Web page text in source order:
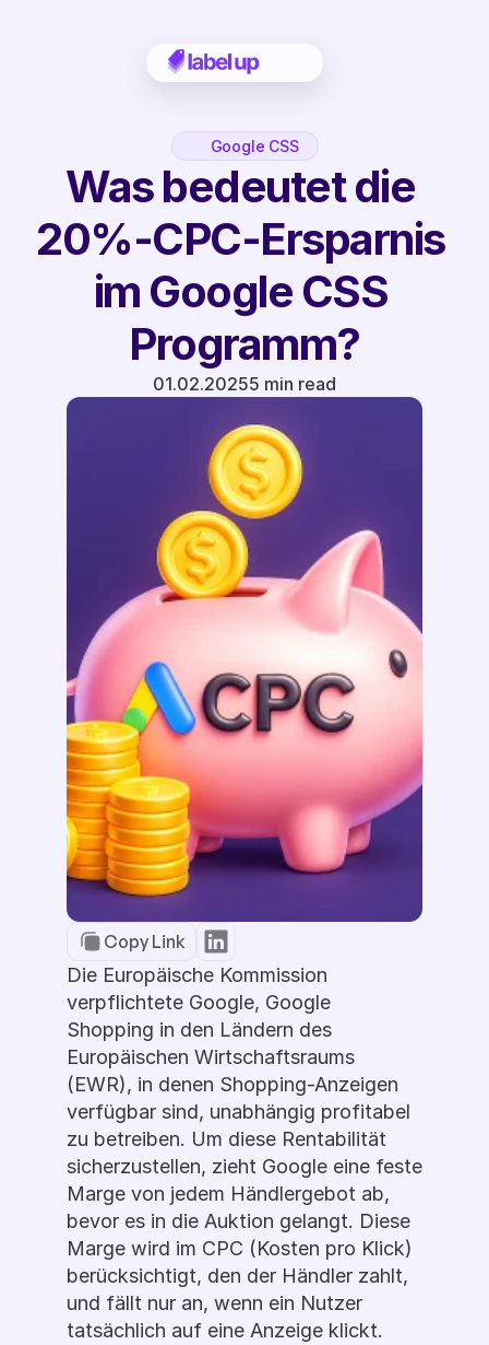
Google CSS
Was bedeutet die
20%-CPC-Ersparnis
im Google CSS
Programm?
01.02.20255 min read
Copy Link
Die Europäische Kommission
verpflichtete Google, Google
Shopping in den Ländern des
Europäischen Wirtschaftsraums
(EWR), in denen Shopping-Anzeigen
verfügbar sind, unabhängig profitabel
zu betreiben. Um diese Rentabilität
sicherzustellen, zieht Google eine feste
Marge von jedem Händlergebot ab,
bevor es in die Auktion gelangt. Diese
Marge wird im CPC (Kosten pro Klick)
berücksichtigt, den der Händler zahlt,
und fällt nur an, wenn ein Nutzer
tatsächlich auf eine Anzeige klickt.